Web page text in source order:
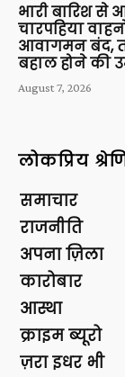
भारी बारिश से
चारपहिया
आवागमन बंद,
बहाल होने की
August 7, 2026
लोकप्रिय
समाचार
राजनीति
अपना ज़िला
कारोबार
आस्था
क्राइम ब्यूरो
ज़रा इधर भी